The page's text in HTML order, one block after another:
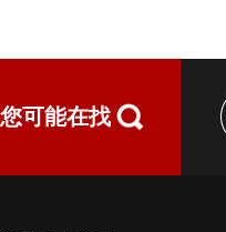
您可能在找